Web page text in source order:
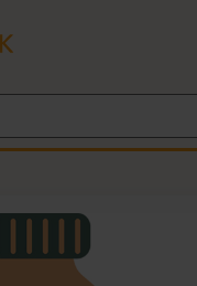
. Innehåller 1 objekt.